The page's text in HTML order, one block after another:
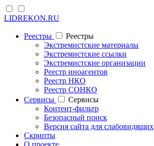
LIDREKON.RU
Реестры
Реестры
Экстремистские материалы
Экстремистские ссылки
Экстремистские организации
Реестр иноагентов
Реестр НКО
Реестр СОНКО
Cервисы
Cервисы
Контент-фильтр
Безопасный поиск
Версия сайта для слабовидящих
Скрипты
О проекте